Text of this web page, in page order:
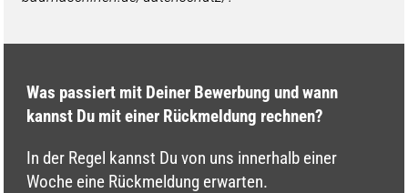
Was passiert mit Deiner Bewerbung und wann
kannst Du mit einer Rückmeldung rechnen?
In der Regel kannst Du von uns innerhalb einer
Woche eine Rückmeldung erwarten.